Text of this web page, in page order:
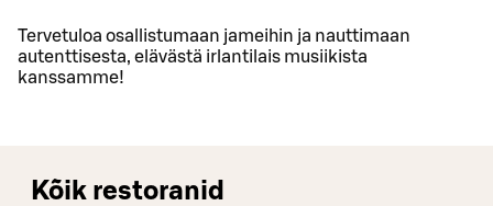
Tervetuloa osallistumaan jameihin ja nauttimaan
autenttisesta, elävästä irlantilais musiikista
kanssamme!
Kõik restoranid